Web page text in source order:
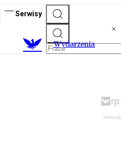
Serwisy
Wydarzenia